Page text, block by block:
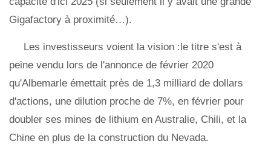
Gigafactory à proximité…).
Les investisseurs voient la vision :le titre s'est à
peine vendu lors de l'annonce de février 2020
qu'Albemarle émettait près de 1,3 milliard de dollars
d'actions, une dilution proche de 7%, en février pour
doubler ses mines de lithium en Australie, Chili, et la
Chine en plus de la construction du Nevada.